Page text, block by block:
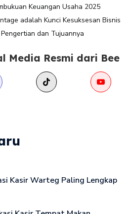
Keuangan Usaha 2025
adalah Kunci Kesuksesan Bisnis
dan Tujuannya
Media Resmi dari Bee
Kasir Warteg Paling Lengkap